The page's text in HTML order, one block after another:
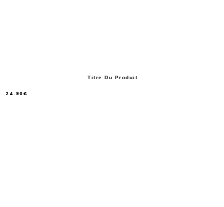
Titre Du Produit
24.90€